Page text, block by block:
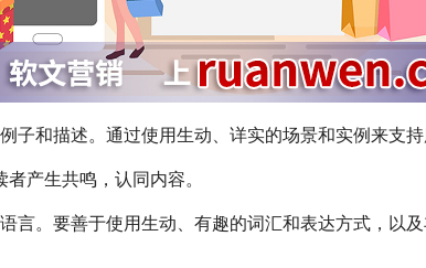
子和描述。通过使用生动、详实的场景和实例来支
产生共鸣，认同内容。
言。要善于使用生动、有趣的词汇和表达方式，以